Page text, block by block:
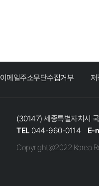
이메일주소무단수집거부 저
(30147) 세종특별자치시
TEL 044-960-0114 E-
Copyright@2022 Korea